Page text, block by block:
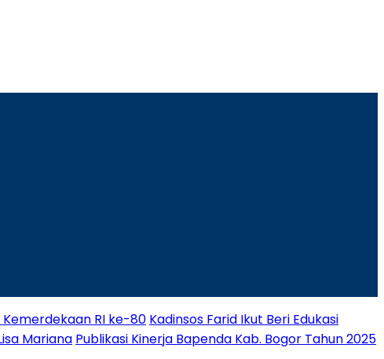
RI ke-80 Kadinsos Farid Ikut Beri Edukasi
Mariana Publikasi Kinerja Bapenda Kab. Bogor Tahun 2025